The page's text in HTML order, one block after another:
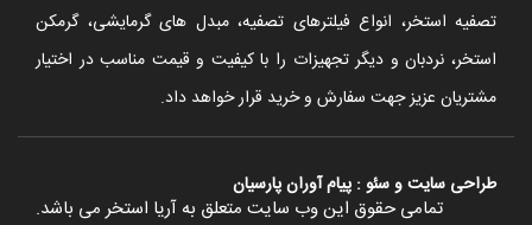
تصفیه استخر، انواع فیلترهای تصفیه، مبدل های گرمایشی، گرمکن
استخر، نردبان و دیگر تجهیزات را با کیفیت و قیمت مناسب در اختیار
مشتریان عزیز جهت سفارش و خرید قرار خواهد داد.
طراحی سایتوسئو : پیام آوران پارسیان
تمامی حقوق این وب سایت متعلق به آریا استخر می باشد.